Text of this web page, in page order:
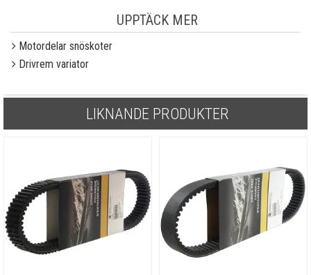
UPPTÄCK MER
Motordelar snöskoter
Drivrem variator
LIKNANDE PRODUKTER